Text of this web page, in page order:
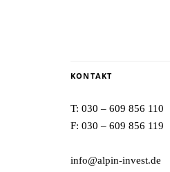
KONTAKT
T: 030 – 609 856 110
F: 030 – 609 856 119
info@alpin-invest.de